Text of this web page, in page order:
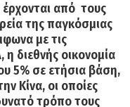
έρχονται από τους
της παγκόσμιας
με τις
, η διεθνής οικονομία
5% σε ετήσια βάση,
Κίνα, οι οποίες
τρόπο τους